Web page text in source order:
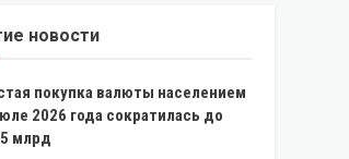
новости
покупка валюты населением
2026 года сократилась до
млрд